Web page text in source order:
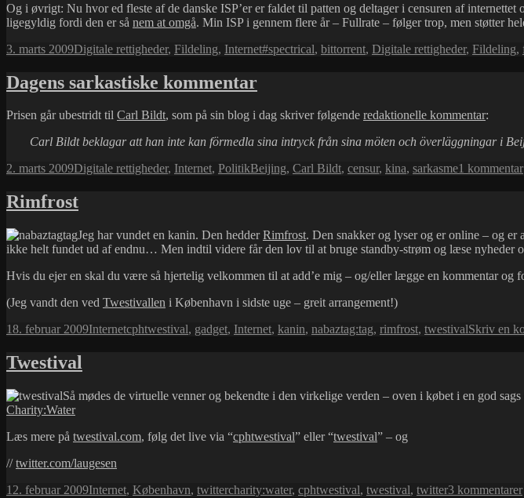
Og i øvrigt: Nu hvor ed fleste af de danske ISP’er er faldet til patten og deltager i censuren af internettet
ligegyldig fordi den er så nem at omgå. Min ISP i gennem flere år – Fullrate – følger trop, men støtter
Udgivet
3. marts 2009Kategorier
Digitale rettigheder, Fildeling, InternetTags
#spectrical, bittorrent, Digitale rettigheder, Fildeling,
Dagens sarkastiske kommentar
Prisen går ubestridt til Carl Bildt, som på sin blog i dag skriver følgende redaktionelle kommentar:
Carl Bildt beklagar att han inte kan förmedla sina intryck från sina möten och överläggningar i
Udgivet
2. marts 2009Kategorier
Digitale rettigheder, Internet, PolitikTags
Beijing, Carl Bildt, censur, kina, sarkasme1 kommentar
Rimfrost
Jeg har vundet en kanin. Den hedderRimfrost. Den snakker og lyser og er online – og er
ikke helt fundet ud af endnu… Men indtil videre får den lov til at bruge standby-strøm og læse nyheder
Hvis du ejer en skal du være så hjertelig velkommen til at add’e mig – og/eller lægge en kommentar og
(Jeg vandt den ved Twestivallen i København i sidste uge – greit arrangement!)
Udgivet
18. februar 2009Kategorier
InternetTags
cphtwestival, gadget, Internet, kanin, nabaztag:tag, rimfrost, twestivalSkriv en
Twestival
Så mødes de virtuelle venner og bekendte i den virkelige verden – oven i købet i en god sags
Charity:Water
Læs mere på twestival.com, følg det live via “cphtwestival” eller “twestival” – og
//twitter.com/laugesen
Udgivet
12. februar 2009Kategorier
Internet, København, twitterTags
charity:water, cphtwestival, twestival, twitter3 kommentarertil